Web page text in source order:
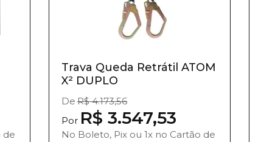
de
Trava Queda Retrátil ATOM
X² DUPLO
De R$ 4.173,56
Por R$ 3.547,53
No Boleto, Pix ou 1x no Cartão de